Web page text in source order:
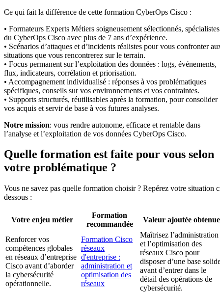
Ce qui fait la différence de cette formation CyberOps Cisco :
• Formateurs Experts Métiers soigneusement sélectionnés, spécialistes
du CyberOps Cisco avec plus de 7 ans d’expérience.
• Scénarios d’attaques et d’incidents réalistes pour vous confronter
situations que vous rencontrerez sur le terrain.
• Focus permanent sur l’exploitation des données : logs, événements,
flux, indicateurs, corrélation et priorisation.
• Accompagnement individualisé : réponses à vos problématiques
spécifiques, conseils sur vos environnements et vos contraintes.
• Supports structurés, réutilisables après la formation, pour consolider
vos acquis et servir de base à vos futures analyses.
Notre mission: vous rendre autonome, efficace et rentable dans
l’analyse et l’exploitation de vos données CyberOps Cisco.
Quelle formation est faite pour vous selon
votre problématique ?
Vous ne savez pas quelle formation choisir ? Repérez votre situation
dessous :
Votre enjeu métier
Formation
recommandée
Valeur ajoutée obtenue
Renforcer vos
compétences globales
en réseaux d’entreprise
Cisco avant d’aborder
la cybersécurité
opérationnelle.
Formation Cisco
réseaux
d'entreprise :
administration et
optimisation des
réseaux
Maîtrisez l’administration
et l’optimisation des
réseaux Cisco pour
disposer d’une base
avant d’entrer dans le
détail des opérations de
cybersécurité.